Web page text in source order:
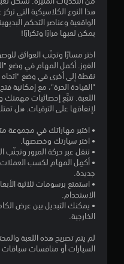
هذا النوع الكلاسيكية التي
الواقعية وعناصر التحكم
يمكن لعبها مرارًا وتكرارًا!
اختر مسارًا وتجنّب العوائق
الفوز. أكمل المهام في وضع
نقطة إلى أخرى في وضع "اتجاه
"القيادة الحرة"، مع إمكانية
اللعبة. تتبَّع إحصائيات
لإنفاقها على الترقيات. هل
• اختبر مهاراتك في مجموعة
• اختر سيارتك وخصصها.
• تنقل عبر حركة المرور وتجنّب
• أكمِل المهام لكسب العملات
جديدة.
• استمتع برسومات ثلاثية
الاستخدام.
• يمكنك التبديل بين عرض
الخارجية.
لم يتم تصريح هذه اللعبة
السيارات أو منافسات سباقات